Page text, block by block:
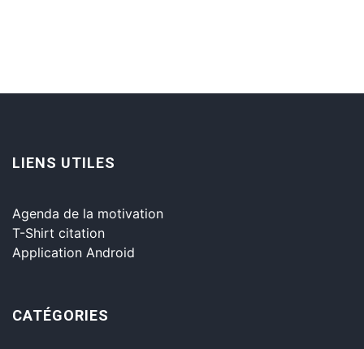
LIENS UTILES
Agenda de la motivation
T-Shirt citation
Application Android
CATÉGORIES